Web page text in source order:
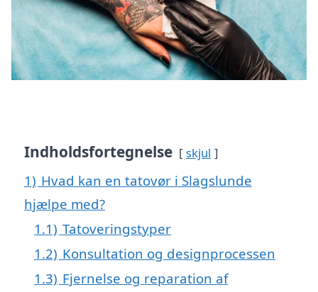
Indholdsfortegnelse skjul
1) Hvad kan en tatovør i Slagslunde
hjælpe med?
1.1) Tatoveringstyper
1.2) Konsultation og designprocessen
1.3) Fjernelse og reparation af